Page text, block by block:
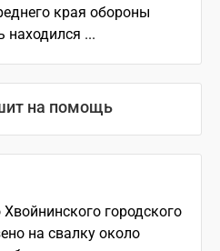
края обороны
находился ...
на помощь
городского
на свалку около